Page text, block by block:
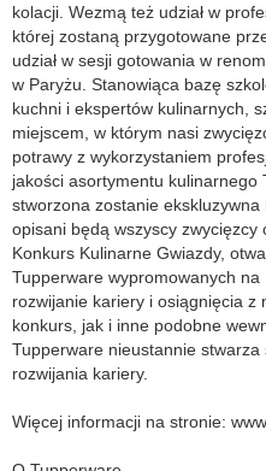
kolacji. Wezmą też udział w
której zostaną przygotowane
udział w sesji gotowania w
w Paryżu. Stanowiąca bazę
kuchni i ekspertów kulinarnych,
miejscem, w którym nasi
potrawy z wykorzystaniem
jakości asortymentu kulinarnego
stworzona zostanie
opisani będą wszyscy zwycięzcy
Konkurs Kulinarne Gwiazdy,
Tupperware wypromowanych
rozwijanie kariery i osiągnięcia z
konkurs, jak i inne podobne
Tupperware nieustannie
rozwijania kariery.
Więcej informacji na stronie: